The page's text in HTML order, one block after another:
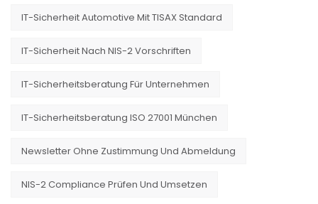
IT-Sicherheit Automotive Mit TISAX Standard
IT-Sicherheit Nach NIS-2 Vorschriften
IT-Sicherheitsberatung Für Unternehmen
IT-Sicherheitsberatung ISO 27001 München
Newsletter Ohne Zustimmung Und Abmeldung
NIS-2 Compliance Prüfen Und Umsetzen